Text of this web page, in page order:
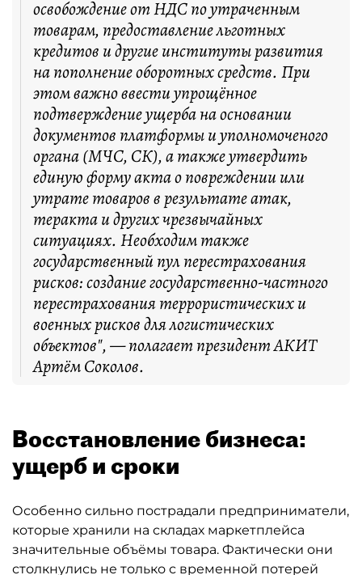
освобождение от НДС по утраченным
товарам, предоставление льготных
кредитов и другие институты развития
на пополнение оборотных средств. При
этом важно ввести упрощённое
подтверждение ущерба на основании
документов платформы и уполномоченого
органа (МЧС, СК), а также утвердить
единую форму акта о повреждении или
утрате товаров в результате атак,
теракта и других чрезвычайных
ситуациях. Необходим также
государственный пул перестрахования
рисков: создание государственно-частного
перестрахования террористических и
военных рисков для логистических
объектов", — полагает президент АКИТ
Артём Соколов.
Восстановление бизнеса:
ущерб и сроки
Особенно сильно пострадали предприниматели,
которые хранили на складах маркетплейса
значительные объёмы товара. Фактически они
столкнулись не только с временной потерей